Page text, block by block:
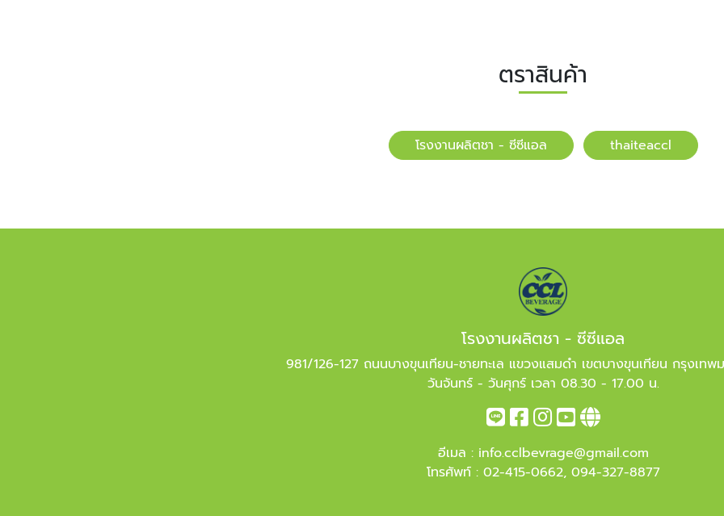
ตราสินค้า
โรงงานผลิตชา - ซีซีแอล ​​thaiteaccl
โรงงานผลิตชา - ซีซีแอล
981/126-127 ถนนบางขุนเทียน-ชายทะเล แขวงแสมดำ เขตบางขุนเทียน กรุงเทพ
วันจันทร์ - วันศุกร์ เวลา 08.30 - 17.00 น.
อีเมล : info.cclbevrage@gmail.com
โทรศัพท์ : 02-415-0662, 094-327-8877